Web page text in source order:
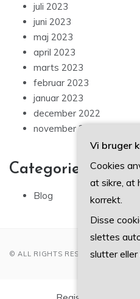
juli 2023
juni 2023
maj 2023
april 2023
marts 2023
februar 2023
januar 2023
december 2022
november 2022
Categories
Blog
© ALL RIGHTS RESERVED 2022
Vi bruger
Cookies
at sikre, at
korrekt.
Disse
slettes
slutter